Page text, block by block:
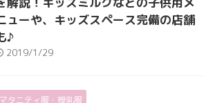
ューや、キッズスペース完備の店舗
♪
2019/1/29
マタニティ服・授乳服